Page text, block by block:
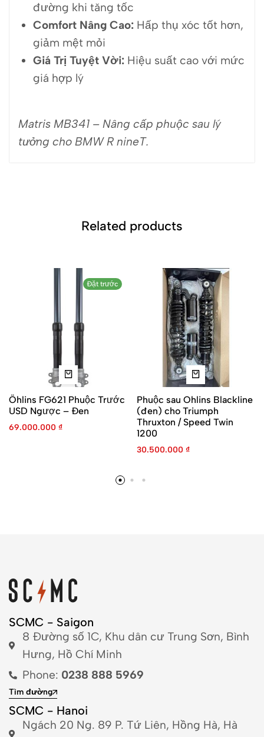
đường khi tăng tốc
Comfort Nâng Cao:Hấp thụ xóc tốt hơn,
giảm mệt mỏi
Giá Trị Tuyệt Vời:Hiệu suất cao với mức
giá hợp lý
Matris MB341 – Nâng cấp phuộc sau lý
tưởng cho BMW R nineT.
Related products
Đặt trước
Öhlins FG621 Phuộc Trước
USD Ngược – Đen
69.000.000 ₫
Phuộc sau Ohlins Blackline
(đen) cho Triumph
Thruxton / Speed Twin
1200
30.500.000 ₫
SCMC - Saigon
8 Đường số 1C, Khu dân cư Trung Sơn, Bình
Hưng, Hồ Chí Minh
Phone: 0238 888 5969
Tìm đường
SCMC - Hanoi
Ngách 20 Ng. 89 P. Tứ Liên, Hồng Hà, Hà